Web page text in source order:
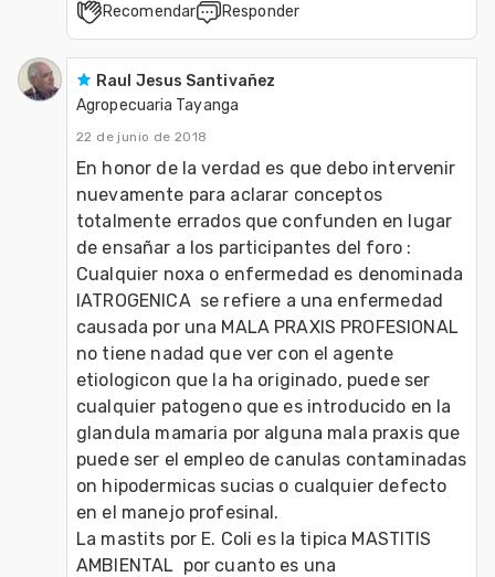
Recomendar Responder
Raul Jesus Santivañez
Agropecuaria Tayanga
22 de junio de 2018
En honor de la verdad es que debo intervenir
nuevamente para aclarar conceptos
totalmente errados que confunden en lugar
de ensañar a los participantes del foro :
Cualquier noxa o enfermedad es denominada
IATROGENICA  se refiere a una enfermedad
causada por una MALA PRAXIS PROFESIONAL
no tiene nadad que ver con el agente
etiologicon que la ha originado, puede ser
cualquier patogeno que es introducido en la
glandula mamaria por alguna mala praxis que
puede ser el empleo de canulas contaminadas
on hipodermicas sucias o cualquier defecto
en el manejo profesinal.
La mastits por E. Coli es la tipica MASTITIS
AMBIENTAL  por cuanto es una